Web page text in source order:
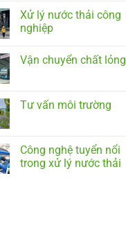
Xử lý nước thải công
nghiệp
Vận chuyển chất lỏng
Tư vấn môi trường
Công nghệ tuyển nổi
trong xử lý nước thải